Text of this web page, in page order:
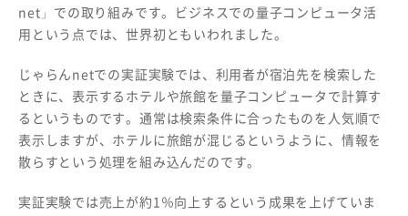
net」での取り組みです。ビジネスでの量子コンピュータ活
用という点では、世界初ともいわれました。
じゃらんnetでの実証実験では、利用者が宿泊先を検索した
ときに、表示するホテルや旅館を量子コンピュータで計算す
るというものです。通常は検索条件に合ったものを人気順で
表示しますが、ホテルに旅館が混じるというように、情報を
散らすという処理を組み込んだのです。
実証実験では売上が約1％向上するという成果を上げていま